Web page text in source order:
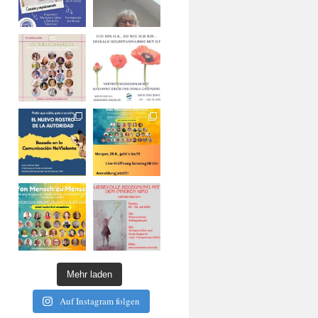
Mehr laden
Auf Instagram folgen